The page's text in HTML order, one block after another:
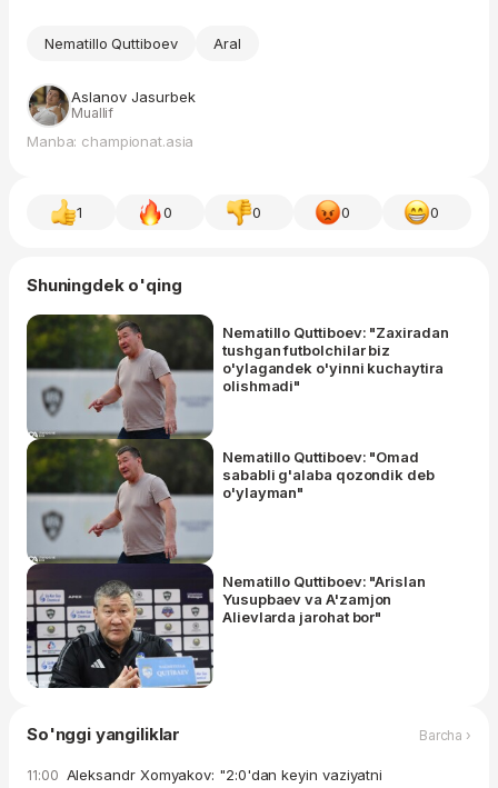
Nematillo Quttiboev Aral
Aslanov Jasurbek
Muallif
Manba: championat.asia
1 0 0 0 0
Shuningdek o'qing
Nematillo Quttiboev: "Zaxiradan
tushgan futbolchilar biz
o'ylagandek o'yinni kuchaytira
olishmadi"
Nematillo Quttiboev: "Omad
sababli g'alaba qozondik deb
o'ylayman"
Nematillo Quttiboev: "Arislan
Yusupbaev va A'zamjon
Alievlarda jarohat bor"
So'nggi yangiliklar Barcha ›
11:00 Aleksandr Xomyakov: "2:0'dan keyin vaziyatni